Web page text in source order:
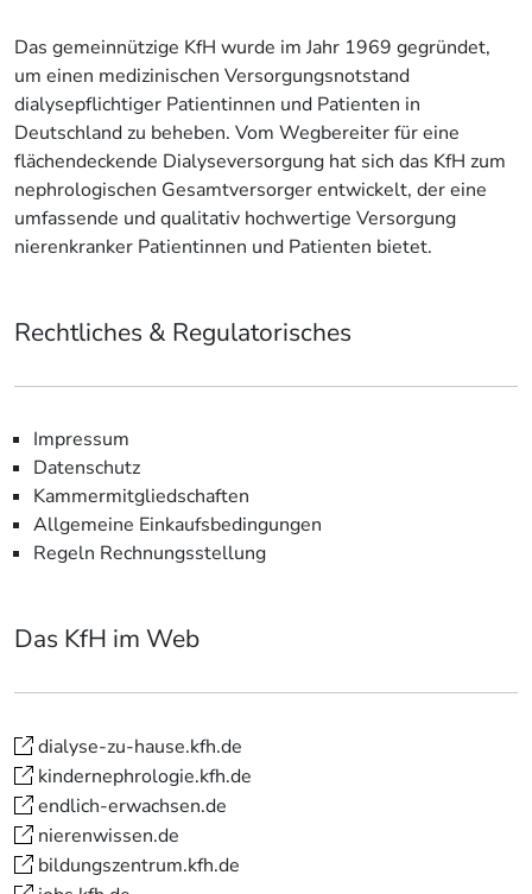
Das gemeinnützige KfH wurde im Jahr 1969 gegründet,
um einen medizinischen Versorgungsnotstand
dialysepflichtiger Patientinnen und Patienten in
Deutschland zu beheben. Vom Wegbereiter für eine
flächendeckende Dialyseversorgung hat sich das KfH zum
nephrologischen Gesamtversorger entwickelt, der eine
umfassende und qualitativ hochwertige Versorgung
nierenkranker Patientinnen und Patienten bietet.
Rechtliches & Regulatorisches
Impressum
Datenschutz
Kammermitgliedschaften
Allgemeine Einkaufsbedingungen
Regeln Rechnungsstellung
Das KfH im Web
dialyse-zu-hause.kfh.de
kindernephrologie.kfh.de
endlich-erwachsen.de
nierenwissen.de
bildungszentrum.kfh.de